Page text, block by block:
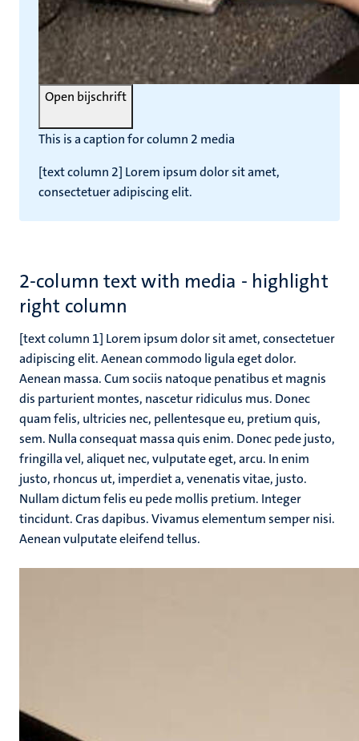
Open bijschrift
This is a caption for column 2 media
[text column 2] Lorem ipsum dolor sit amet,
consectetuer adipiscing elit.
2-column text with media - highlight
right column
[text column 1] Lorem ipsum dolor sit amet, consectetuer
adipiscing elit. Aenean commodo ligula eget dolor.
Aenean massa. Cum sociis natoque penatibus et magnis
dis parturient montes, nascetur ridiculus mus. Donec
quam felis, ultricies nec, pellentesque eu, pretium quis,
sem. Nulla consequat massa quis enim. Donec pede justo,
fringilla vel, aliquet nec, vulputate eget, arcu. In enim
justo, rhoncus ut, imperdiet a, venenatis vitae, justo.
Nullam dictum felis eu pede mollis pretium. Integer
tincidunt. Cras dapibus. Vivamus elementum semper nisi.
Aenean vulputate eleifend tellus.